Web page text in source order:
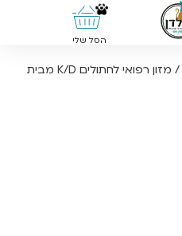
0
הסל שלי
/ מזון רפואי לחתולים K/D מבית